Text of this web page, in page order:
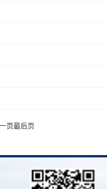
一页最后页